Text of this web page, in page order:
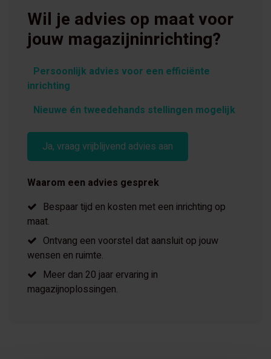
Wil je advies op maat voor
jouw magazijninrichting?
Persoonlijk advies voor een efficiënte
inrichting
Nieuwe én tweedehands stellingen mogelijk
Ja, vraag vrijblijvend advies aan
Waarom een advies gesprek
Bespaar tijd en kosten met een inrichting op
maat.
Ontvang een voorstel dat aansluit op jouw
wensen en ruimte.
Meer dan 20 jaar ervaring in
magazijnoplossingen.